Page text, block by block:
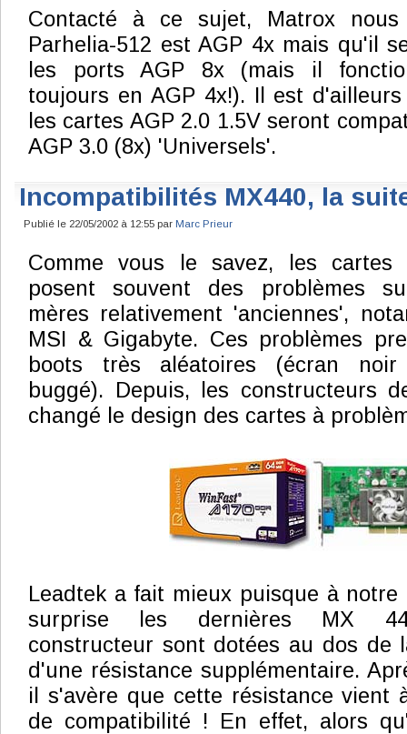
Contacté à ce sujet, Matrox
Parhelia-512 est AGP 4x mais qu'il
les ports AGP 8x (mais il
toujours en AGP 4x!). Il est
les cartes AGP 2.0 1.5V seront
AGP 3.0 (8x) 'Universels'.
Incompatibilités MX440, la
Publié le 22/05/2002 à 12:55 par Marc Prieur
Comme vous le savez, les cartes
posent souvent des problèmes
mères relativement 'anciennes',
MSI & Gigabyte. Ces problèmes
boots très aléatoires (écran noir
buggé). Depuis, les constructeurs
changé le design des cartes à
Leadtek a fait mieux puisque à notre
surprise les dernières MX
constructeur sont dotées au dos de
d'une résistance supplémentaire.
il s'avère que cette résistance vient
de compatibilité ! En effet, alors